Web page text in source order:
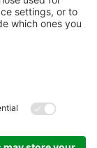
cookie
offerte,
e